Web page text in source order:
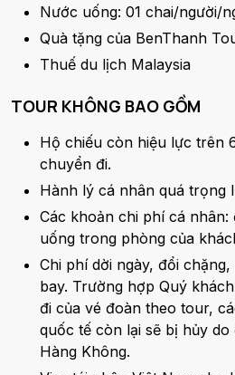
Nước uống: 01 chai/người/
Quà tặng của BenThanh
Thuế du lịch Malaysia
TOUR KHÔNG BAO GỒM
Hộ chiếu còn hiệu lực trên
chuyển đi.
Hành lý cá nhân quá trọng
Các khoản chi phí cá nhân:
uống trong phòng của
Chi phí dời ngày, đổi
bay. Trường hợp Quý
đi của vé đoàn theo tour,
quốc tế còn lại sẽ bị hủy do
Hàng Không.